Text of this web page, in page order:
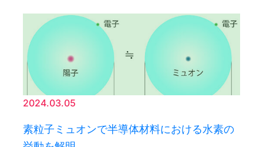
2024.03.05
素粒子ミュオンで半導体材料における水素の